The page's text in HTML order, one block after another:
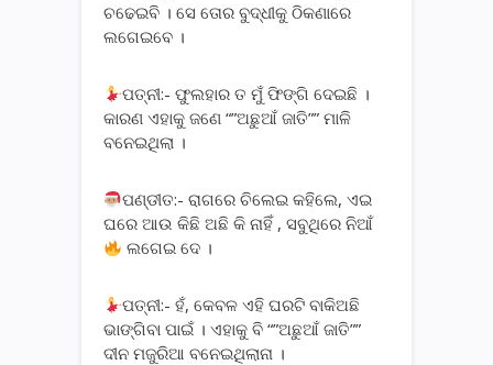
ଚଢେଇବି । ସେ ତୋର ବୁଦ୍ଧୀକୁ ଠିକଣାରେ
ଲଗେଇବେ ।
ପତ୍ନୀ:- ଫୁଲହାର ତ ମୁଁ ଫିଙ୍ଗି ଦେଇଛି ।
କାରଣ ଏହାକୁ ଜଣେ “”ଅଛୁଆଁ ଜାତି”” ମାଳି
ବନେଇଥିଲା ।
ପଣ୍ଡୀତ:- ରାଗରେ ଚିଲେଇ କହିଲେ, ଏଇ
ଘରେ ଆଉ କିଛି ଅଛି କି ନାହିଁ , ସବୁଥିରେ ନିଆଁ
ଲଗେଇ ଦେ ।
ପତ୍ନୀ:- ହଁ, କେବଳ ଏହି ଘରଟି ବାକିଅଛି
ଭାଙ୍ଗିବା ପାଇଁ । ଏହାକୁ ବି “”ଅଛୁଆଁ ଜାତି””
ଦୀନ ମଜୁରିଆ ବନେଇଥିଲାନା ।